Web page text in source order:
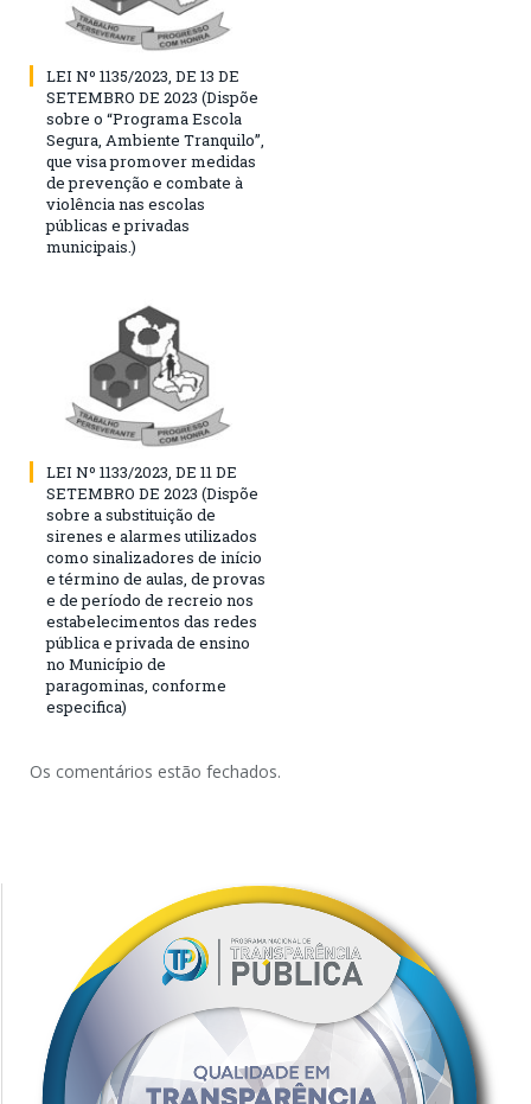
LEI Nº 1135/2023, DE 13 DE
SETEMBRO DE 2023 (Dispõe
sobre o “Programa Escola
Segura, Ambiente Tranquilo”,
que visa promover medidas
de prevenção e combate à
violência nas escolas
públicas e privadas
municipais.)
LEI Nº 1133/2023, DE 11 DE
SETEMBRO DE 2023 (Dispõe
sobre a substituição de
sirenes e alarmes utilizados
como sinalizadores de início
e término de aulas, de provas
e de período de recreio nos
estabelecimentos das redes
pública e privada de ensino
no Município de
paragominas, conforme
especifica)
Os comentários estão fechados.